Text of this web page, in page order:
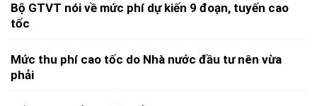
Bộ GTVT nói về mức phí dự kiến 9 đoạn, tuyến cao
tốc
Mức thu phí cao tốc do Nhà nước đầu tư nên vừa
phải